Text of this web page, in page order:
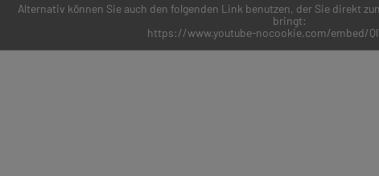
Alternativ können Sie auch den folgenden Link benutzen, der Sie direkt
bringt:
https://www.youtube-nocookie.com/embed/